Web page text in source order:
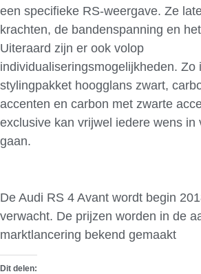
een specifieke RS-weergave. Ze
krachten, de bandenspanning en
Uiteraard zijn er ook volop
individualiseringsmogelijkheden. Zo
stylingpakket hoogglans zwart,
accenten en carbon met zwarte
exclusive kan vrijwel iedere wens in
gaan.
De Audi RS 4 Avant wordt begin
verwacht. De prijzen worden in de
marktlancering bekend gemaakt
Dit delen: